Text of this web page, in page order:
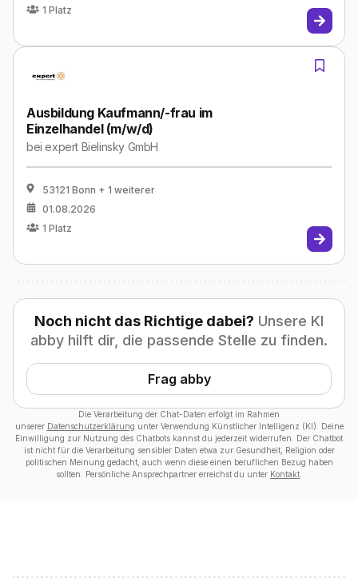
1 Platz
Ausbildung Kaufmann/-frau im
Einzelhandel (m/w/d)
beiexpert Bielinsky GmbH
53121 Bonn + 1 weiterer
01.08.2026
1 Platz
Noch nicht das Richtige dabei? Unsere KI
abby hilft dir, die passende Stelle zu finden.
Frag abby
Die Verarbeitung der Chat-Daten erfolgt im Rahmen
unserer Datenschutzerklärung unter Verwendung Künstlicher Intelligenz (KI). Deine
Einwilligung zur Nutzung des Chatbots kannst du jederzeit widerrufen. Der Chatbot
ist nicht für die Verarbeitung sensibler Daten etwa zur Gesundheit, Religion oder
politischen Meinung gedacht, auch wenn diese einen beruflichen Bezug haben
sollten. Persönliche Ansprechpartner erreichst du unter Kontakt